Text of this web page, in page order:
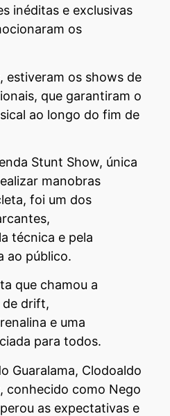
inéditas e exclusivas
os
estiveram os shows de
que garantiram o
ao longo do fim de
Stunt Show, única
manobras
foi um dos
técnica e pela
ao público.
que chamou a
de drift,
e uma
para todos.
Guaralama, Clodoaldo
conhecido como Nego
as expectativas e